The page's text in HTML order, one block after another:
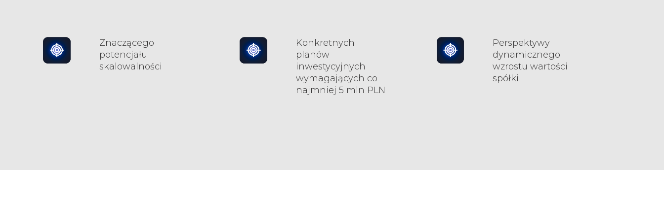
Znaczącego
potencjału
skalowalności
Konkretnych
planów
inwestycyjnych
wymagających co
najmniej 5 mln PLN
Perspektywy
dynamicznego
wzrostu wartości
spółki